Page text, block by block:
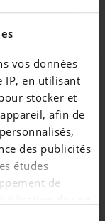
vos données
IP, en utilisant
stocker et
afin de
des publicités
études
de
de vos
regio
de MAKRO!